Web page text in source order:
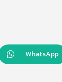
WhatsApp